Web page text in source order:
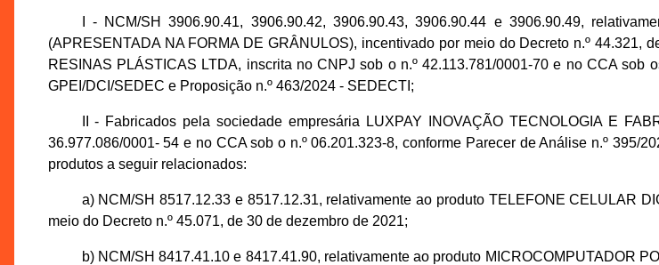
I - NCM/SH 3906.90.41, 3906.90.42, 3906.90.43, 3906.90.44 e 3906.90.49,
(APRESENTADA NA FORMA DE GRÂNULOS), incentivado por meio do Decreto n.º
RESINAS PLÁSTICAS LTDA, inscrita no CNPJ sob o n.º 42.113.781/0001-70 e no CCA sob
GPEI/DCI/SEDEC e Proposição n.º 463/2024 - SEDECTI;
II - Fabricados pela sociedade empresária LUXPAY INOVAÇÃO TECNOLOGIA E
36.977.086/0001- 54 e no CCA sob o n.º 06.201.323-8, conforme Parecer de Análise n.º 395/
produtos a seguir relacionados:
a) NCM/SH 8517.12.33 e 8517.12.31, relativamente ao produto TELEFONE CELULAR
meio do Decreto n.º 45.071, de 30 de dezembro de 2021;
b) NCM/SH 8417.41.10 e 8417.41.90, relativamente ao produto MICROCOMPUTADOR